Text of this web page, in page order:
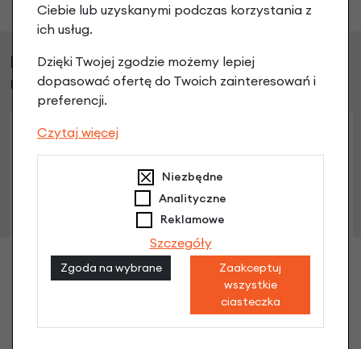
Klienci, którzy kupili ten produkt wybrali
również
Opona rowerowa Strida Innova 18 x 1.25 (32-355)
Ciebie lub uzyskanymi podczas korzystania z
ich usług.
Dzięki Twojej zgodzie możemy lepiej
dopasować ofertę do Twoich zainteresowań i
preferencji.
Czytaj więcej
Niezbędne
Analityczne
Reklamowe
Szczegóły
Zgoda na wybrane
Zaakceptuj
wszystkie
ciasteczka